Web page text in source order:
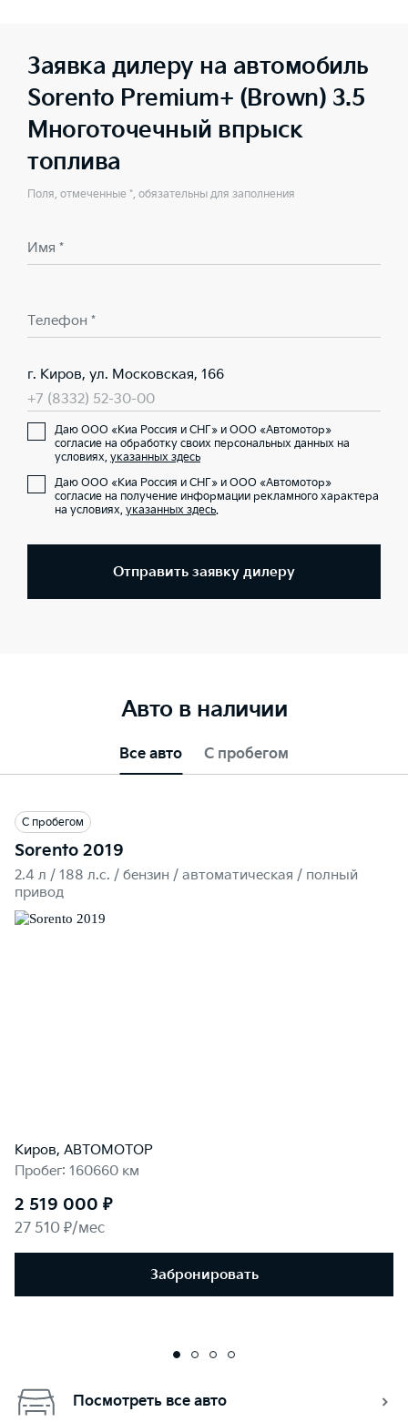
Заявка дилеру на автомобиль
Sorento Premium+ (Brown) 3.5
Многоточечный впрыск
топлива
Поля, отмеченные *, обязательны для заполнения
Имя *
Телефон *
г. Киров, ул. Московская, 166
+7 (8332) 52-30-00
Даю ООО «Киа Россия и СНГ» и ООО «Автомотор»
согласие на обработку своих персональных данных на
условиях, указанных здесь
Даю ООО «Киа Россия и СНГ» и ООО «Автомотор»
согласие на получение информации рекламного характера
на условиях, указанных здесь.
Отправить заявку дилеру
Авто в наличии
Все авто С пробегом
С пробегом
Sorento 2019
2.4 л / 188 л.c. / бензин / автоматическая / полный
привод
Киров, АВТОМОТОР
Пробег: 160660 км
2 519 000 ₽
27 510 ₽/мес
Забронировать
Посмотреть все авто